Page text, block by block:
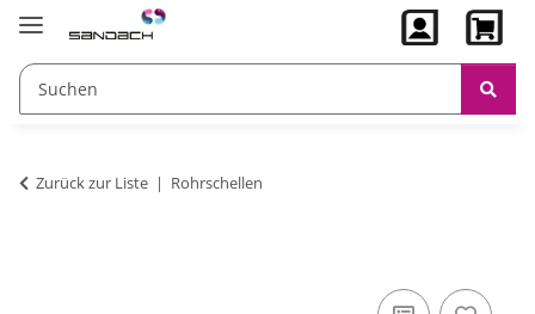
Zurück zur Liste Rohrschellen